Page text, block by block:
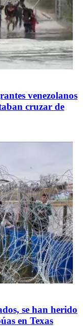
venezolanos
cruzar de
se han herido
en Texas